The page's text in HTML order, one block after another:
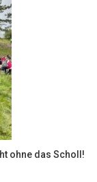
ohne das Scholl!